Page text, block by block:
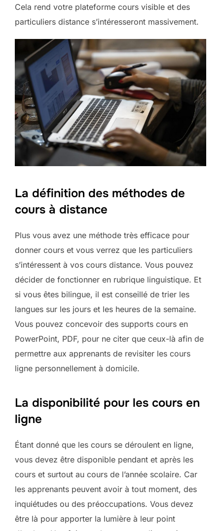
Cela rend votre plateforme cours visible et des
particuliers distance s’intéresseront massivement.
La définition des méthodes de
cours à distance
Plus vous avez une méthode très efficace pour
donner cours et vous verrez que les particuliers
s’intéressent à vos cours distance. Vous pouvez
décider de fonctionner en rubrique linguistique. Et
si vous êtes bilingue, il est conseillé de trier les
langues sur les jours et les heures de la semaine.
Vous pouvez concevoir des supports cours en
PowerPoint, PDF, pour ne citer que ceux-là afin de
permettre aux apprenants de revisiter les cours
ligne personnellement à domicile.
La disponibilité pour les cours en
ligne
Étant donné que les cours se déroulent en ligne,
vous devez être disponible pendant et après les
cours et surtout au cours de l’année scolaire. Car
les apprenants peuvent avoir à tout moment, des
inquiétudes ou des préoccupations. Vous devez
être là pour apporter la lumière à leur point